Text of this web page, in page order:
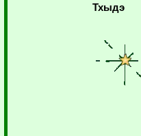
Тхыдэ